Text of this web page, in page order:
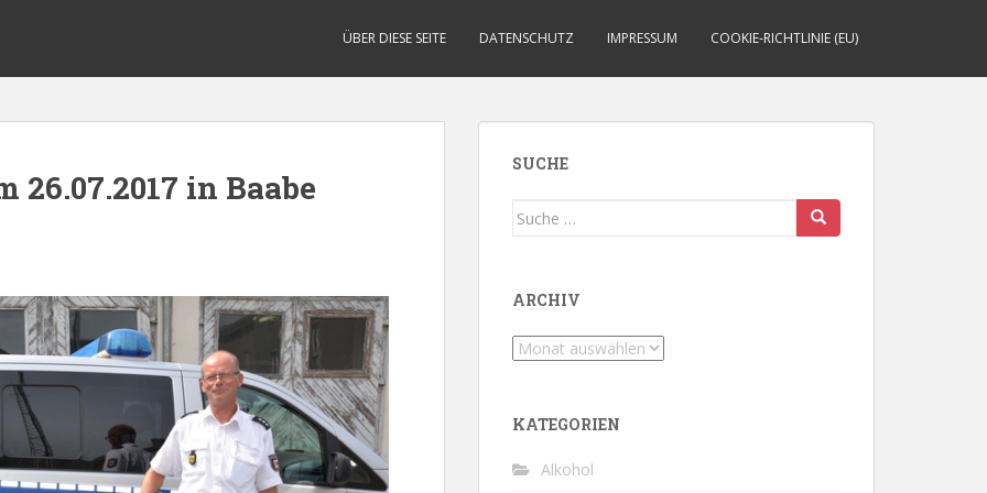
ÜBER DIESE SEITE DATENSCHUTZ IMPRESSUM COOKIE-RICHTLINIE (EU)
in Baabe
SUCHE
Suche
ARCHIV
Archiv
KATEGORIEN
Alkohol